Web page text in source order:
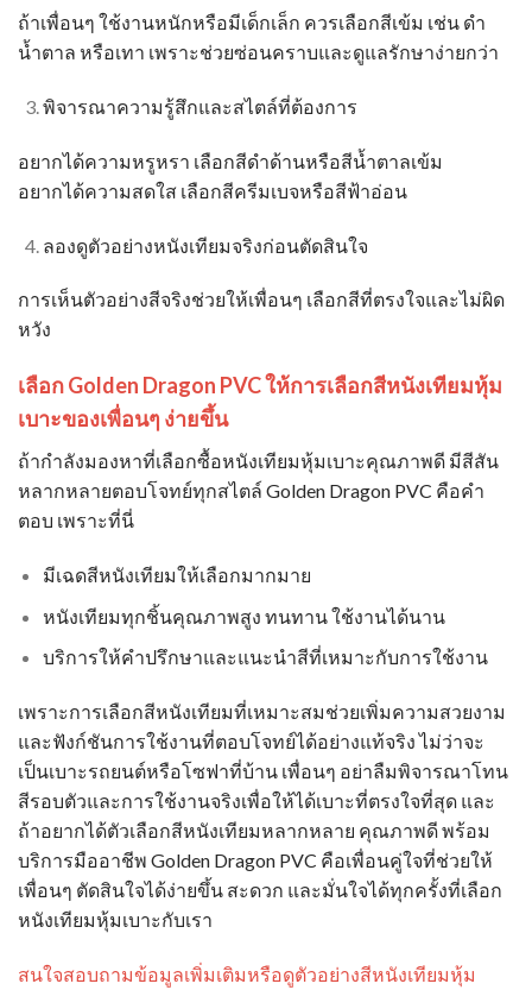
ถ้าเพื่อนๆ ใช้งานหนักหรือมีเด็กเล็ก ควรเลือกสีเข้ม เช่น ดำ
น้ำตาล หรือเทา เพราะช่วยซ่อนคราบและดูแลรักษาง่ายกว่า
พิจารณาความรู้สึกและสไตล์ที่ต้องการ
อยากได้ความหรูหรา เลือกสีดำด้านหรือสีน้ำตาลเข้ม
อยากได้ความสดใส เลือกสีครีมเบจหรือสีฟ้าอ่อน
ลองดูตัวอย่างหนังเทียมจริงก่อนตัดสินใจ
การเห็นตัวอย่างสีจริงช่วยให้เพื่อนๆ เลือกสีที่ตรงใจและไม่ผิด
หวัง
เลือก Golden Dragon PVC ให้การเลือกสีหนังเทียมหุ้ม
เบาะของเพื่อนๆ ง่ายขึ้น
ถ้ากำลังมองหาที่เลือกซื้อหนังเทียมหุ้มเบาะคุณภาพดี มีสีสัน
หลากหลายตอบโจทย์ทุกสไตล์ Golden Dragon PVC คือคำ
ตอบ เพราะที่นี่
มีเฉดสีหนังเทียมให้เลือกมากมาย
หนังเทียมทุกชิ้นคุณภาพสูง ทนทาน ใช้งานได้นาน
บริการให้คำปรึกษาและแนะนำสีที่เหมาะกับการใช้งาน
เพราะการเลือกสีหนังเทียมที่เหมาะสมช่วยเพิ่มความสวยงาม
และฟังก์ชันการใช้งานที่ตอบโจทย์ได้อย่างแท้จริง ไม่ว่าจะ
เป็นเบาะรถยนต์หรือโซฟาที่บ้าน เพื่อนๆ อย่าลืมพิจารณาโทน
สีรอบตัวและการใช้งานจริงเพื่อให้ได้เบาะที่ตรงใจที่สุด และ
ถ้าอยากได้ตัวเลือกสีหนังเทียมหลากหลาย คุณภาพดี พร้อม
บริการมืออาชีพ Golden Dragon PVC คือเพื่อนคู่ใจที่ช่วยให้
เพื่อนๆ ตัดสินใจได้ง่ายขึ้น สะดวก และมั่นใจได้ทุกครั้งที่เลือก
หนังเทียมหุ้มเบาะกับเรา
สนใจสอบถามข้อมูลเพิ่มเติมหรือดูตัวอย่างสีหนังเทียมหุ้ม